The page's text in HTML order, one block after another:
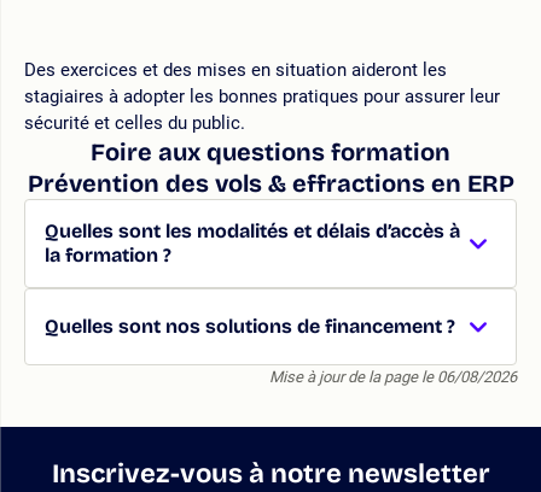
Des exercices et des mises en situation aideront les
stagiaires à adopter les bonnes pratiques pour assurer leur
sécurité et celles du public.
Foire aux questions formation
Prévention des vols & effractions en ERP
Quelles sont les modalités et délais d’accès à
la formation ?
Quelles sont nos solutions de financement ?
Mise à jour de la page le 06/08/2026
Inscrivez-vous à notre newsletter